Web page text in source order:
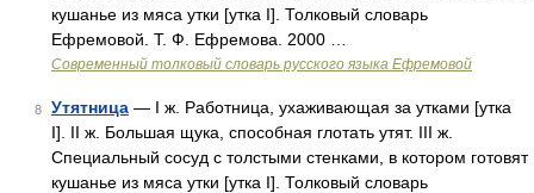
кушанье из мяса утки [утка I]. Толковый словарь
Ефремовой. Т. Ф. Ефремова. 2000 …
Современный толковый словарь русского языка Ефремовой
8 Утятница — I ж. Работница, ухаживающая за утками [утка
I]. II ж. Большая щука, способная глотать утят. III ж.
Специальный сосуд с толстыми стенками, в котором готовят
кушанье из мяса утки [утка I]. Толковый словарь